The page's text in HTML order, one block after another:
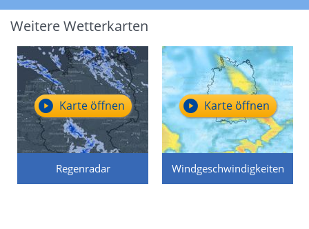
Weitere Wetterkarten
Regenradar
Karte öffnen
Windgeschwindigkeiten
Karte öffnen